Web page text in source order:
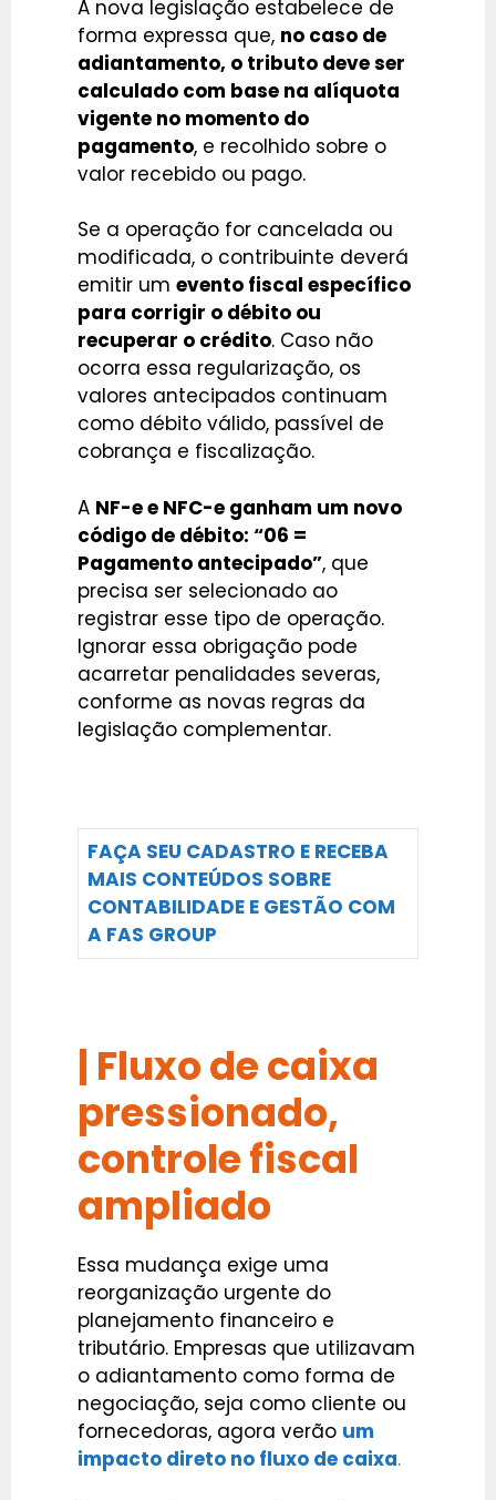
A nova legislação estabelece de
forma expressa que, no caso de
adiantamento, o tributo deve ser
calculado com base na alíquota
vigente no momento do
pagamento, e recolhido sobre o
valor recebido ou pago.
Se a operação for cancelada ou
modificada, o contribuinte deverá
emitir um evento fiscal específico
para corrigir o débito ou
recuperar o crédito. Caso não
ocorra essa regularização, os
valores antecipados continuam
como débito válido, passível de
cobrança e fiscalização.
A NF-e e NFC-e ganham um novo
código de débito: “06 =
Pagamento antecipado”, que
precisa ser selecionado ao
registrar esse tipo de operação.
Ignorar essa obrigação pode
acarretar penalidades severas,
conforme as novas regras da
legislação complementar.
FAÇA SEU CADASTRO E RECEBA
MAIS CONTEÚDOS SOBRE
CONTABILIDADE E GESTÃO COM
A FAS GROUP
| Fluxo de caixa
pressionado,
controle fiscal
ampliado
Essa mudança exige uma
reorganização urgente do
planejamento financeiro e
tributário. Empresas que utilizavam
o adiantamento como forma de
negociação, seja como cliente ou
fornecedoras, agora verão um
impacto direto no fluxo de caixa.